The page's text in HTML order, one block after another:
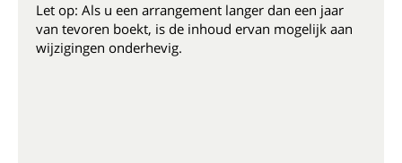
Let op: Als u een arrangement langer dan een jaar
van tevoren boekt, is de inhoud ervan mogelijk aan
wijzigingen onderhevig.